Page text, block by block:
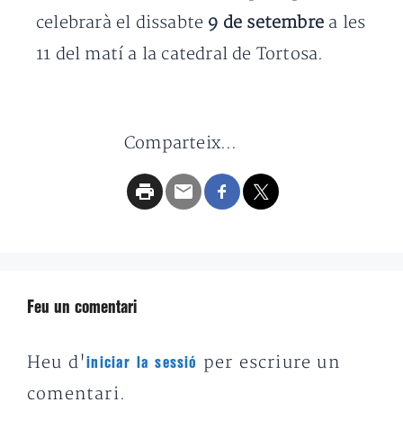
celebrarà el dissabte 9 de setembre a les
11 del matí a la catedral de Tortosa.
Comparteix...
Feu un comentari
Heu d'iniciar la sessió
per escriure un
comentari.